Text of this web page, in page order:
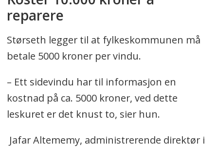
reparere
Størseth legger til at fylkeskommunen må
betale 5000 kroner per vindu.
– Ett sidevindu har til informasjon en
kostnad på ca. 5000 kroner, ved dette
leskuret er det knust to, sier hun.
Jafar Altememy, administrerende direktør i